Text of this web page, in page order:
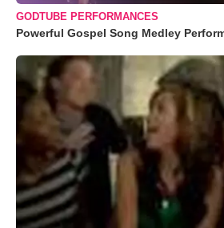
GODTUBE PERFORMANCES
Powerful Gospel Song Medley